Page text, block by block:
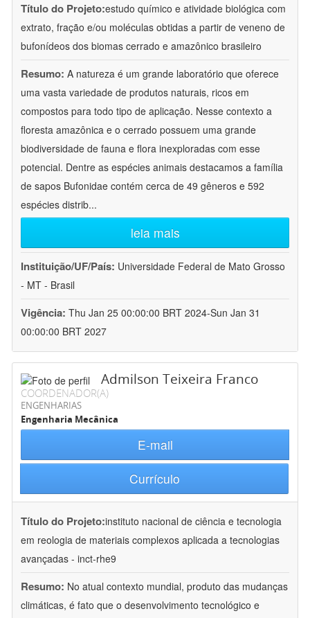
Título do Projeto:estudo químico e atividade biológica com
extrato, fração e/ou moléculas obtidas a partir de veneno de
bufonídeos dos biomas cerrado e amazônico brasileiro
Resumo: A natureza é um grande laboratório que oferece
uma vasta variedade de produtos naturais, ricos em
compostos para todo tipo de aplicação. Nesse contexto a
floresta amazônica e o cerrado possuem uma grande
biodiversidade de fauna e flora inexploradas com esse
potencial. Dentre as espécies animais destacamos a família
de sapos Bufonidae contém cerca de 49 gêneros e 592
espécies distrib...
leia mais
Instituição/UF/País: Universidade Federal de Mato Grosso
- MT - Brasil
Vigência: Thu Jan 25 00:00:00 BRT 2024-Sun Jan 31
00:00:00 BRT 2027
Admilson Teixeira Franco
COORDENADOR(A)
ENGENHARIAS
Engenharia Mecânica
E-mail
Currículo
Título do Projeto:instituto nacional de ciência e tecnologia
em reologia de materiais complexos aplicada a tecnologias
avançadas - inct-rhe9
Resumo: No atual contexto mundial, produto das mudanças
climáticas, é fato que o desenvolvimento tecnológico e